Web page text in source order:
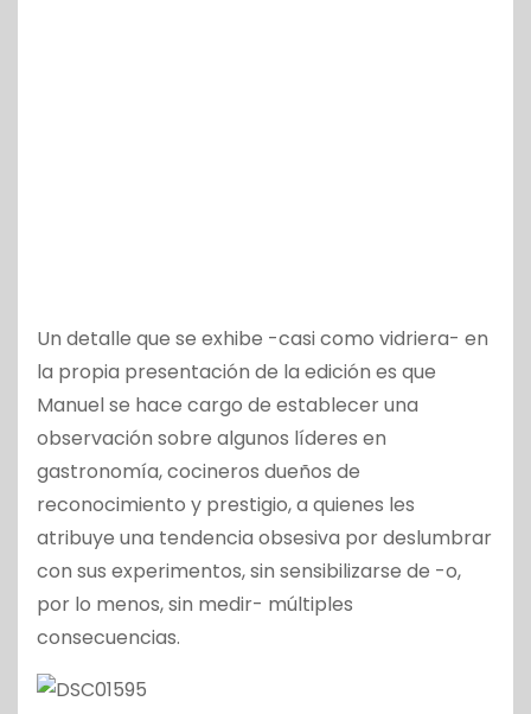
Un detalle que se exhibe -casi como vidriera- en
la propia presentación de la edición es que
Manuel se hace cargo de establecer una
observación sobre algunos líderes en
gastronomía, cocineros dueños de
reconocimiento y prestigio, a quienes les
atribuye una tendencia obsesiva por deslumbrar
con sus experimentos, sin sensibilizarse de -o,
por lo menos, sin medir- múltiples
consecuencias.